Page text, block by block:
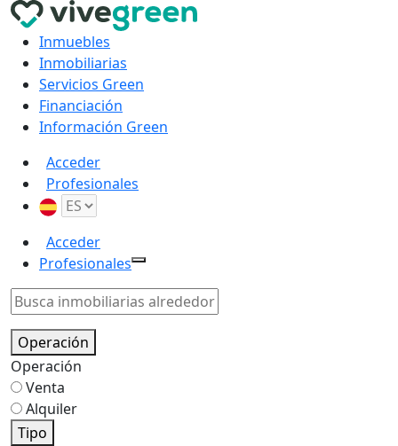
Inmuebles
Inmobiliarias
Servicios Green
Financiación
Información Green
Acceder
Profesionales
Acceder
Profesionales
Operación
Operación
Venta
Alquiler
Tipo